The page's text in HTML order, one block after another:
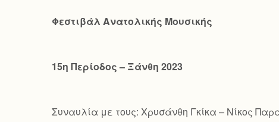
Φεστιβάλ Ανατολικής Μουσικής
15η Περίοδος – Ξάνθη 2023
Συναυλία με τους: Χρυσάνθη Γκίκα – Νίκος